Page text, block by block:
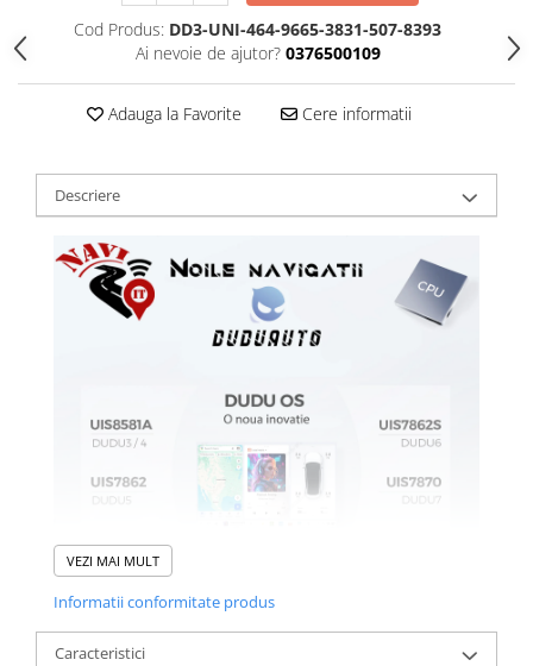
Cod Produs: DD3-UNI-464-9665-3831-507-8393
Ai nevoie de ajutor? 0376500109
Adauga la Favorite Cere informatii
Descriere
VEZI MAI MULT
Informatii conformitate produs
Caracteristici